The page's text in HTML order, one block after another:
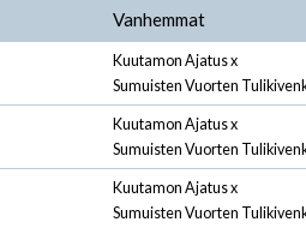
Vanhemmat
Kuutamon Ajatus x
Sumuisten Vuorten
Kuutamon Ajatus x
Sumuisten Vuorten
Kuutamon Ajatus x
Sumuisten Vuorten